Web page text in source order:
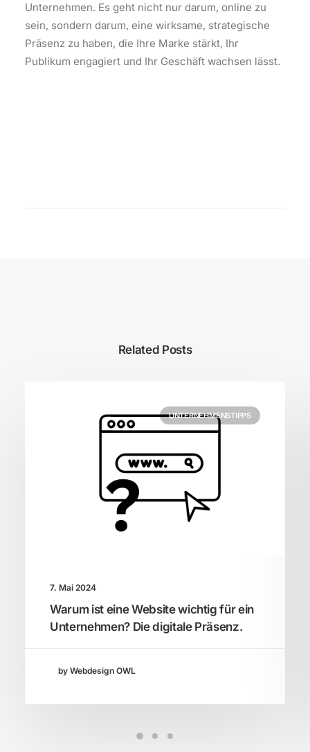
Unternehmen. Es geht nicht nur darum, online zu
sein, sondern darum, eine wirksame, strategische
Präsenz zu haben, die Ihre Marke stärkt, Ihr
Publikum engagiert und Ihr Geschäft wachsen lässt.
Related Posts
UNTERNEHMENSTIPPS
7. Mai 2024
Warum ist eine Website wichtig für ein
Unternehmen? Die digitale Präsenz.
by Webdesign OWL